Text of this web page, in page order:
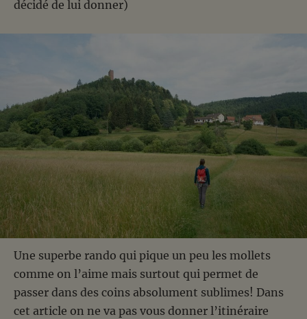
décidé de lui donner)
Une superbe rando qui pique un peu les mollets
comme on l’aime mais surtout qui permet de
passer dans des coins absolument sublimes! Dans
cet article on ne va pas vous donner l’itinéraire